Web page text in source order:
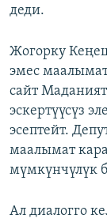
деди.
Жогорку
эмес
сайт
эскертүүсүз
эсептейт.
маалымат
мүмкүнчүлүк
Ал диалогго